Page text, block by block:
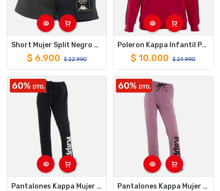
Short Mujer Split Negro Gris Deportivo
$ 6.900 $22.990
Poleron Kappa Infantil People In Motion Rojo
$ 10.000 $24.990
Pantalones Kappa Mujer Logo Negro Pantalones Kappa Mujer Logo Rosado